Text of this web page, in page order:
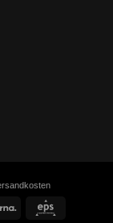
Klarna